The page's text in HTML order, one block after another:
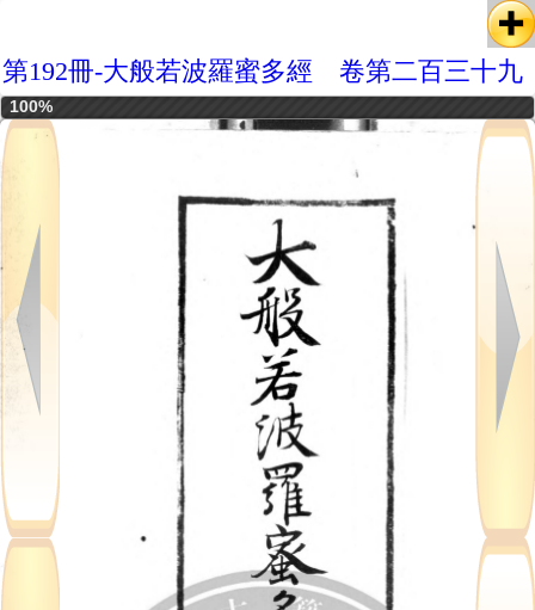
第192冊-大般若波羅蜜多經 卷第二百三十九
100%